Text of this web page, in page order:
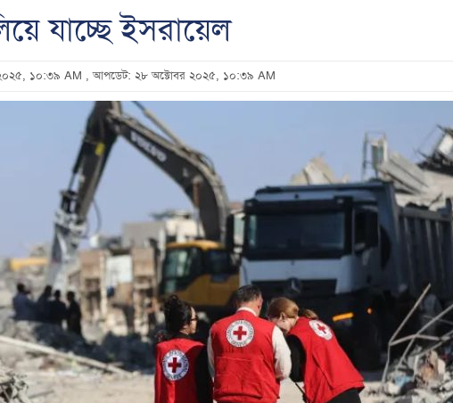
যাচ্ছে ইসরায়েল
১০:৩৯ AM , আপডেট: ২৮ অক্টোবর ২০২৫, ১০:৩৯ AM